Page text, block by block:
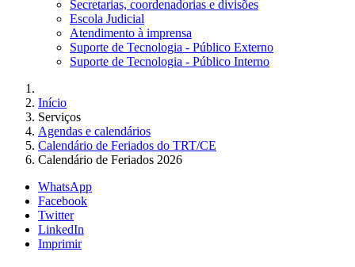
Secretarias, coordenadorias e divisões
Escola Judicial
Atendimento à imprensa
Suporte de Tecnologia - Público Externo
Suporte de Tecnologia - Público Interno
Início
Serviços
Agendas e calendários
Calendário de Feriados do TRT/CE
Calendário de Feriados 2026
WhatsApp
Facebook
Twitter
LinkedIn
Imprimir